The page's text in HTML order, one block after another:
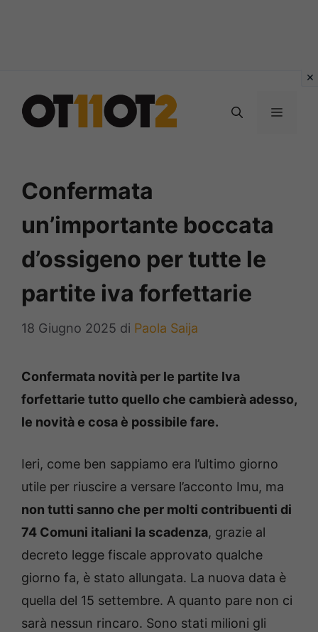
contenuto
MENU
Confermata
un’importante boccata
d’ossigeno per tutte le
partite iva forfettarie
18 Giugno 2025 di Paola Saija
Confermata novità per le partite Iva
forfettarie tutto quello che cambierà adesso,
le novità e cosa è possibile fare.
Ieri, come ben sappiamo era l’ultimo giorno
utile per riuscire a versare l’acconto Imu, ma
non tutti sanno che per molti contribuenti di
74 Comuni italiani la scadenza, grazie al
decreto legge fiscale approvato qualche
giorno fa, è stato allungata. La nuova data è
quella del 15 settembre. A quanto pare non ci
sarà nessun rincaro. Sono stati milioni gli